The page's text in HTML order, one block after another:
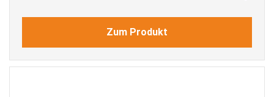
Zum Produkt